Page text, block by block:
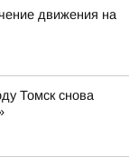
движения на
Томск снова